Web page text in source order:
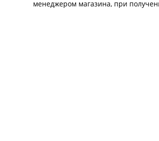
менеджером магазина, при